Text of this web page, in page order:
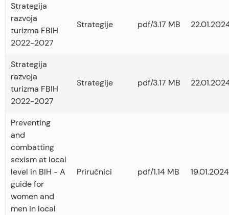
Strategija
razvoja
turizma FBIH
2022-2027
Strategije pdf/3.17 MB
Strategija
razvoja
turizma FBIH
2022-2027
Strategije pdf/3.17 MB
Preventing
and
combatting
sexism at local
level in BIH - A
guide for
women and
men in local
Priručnici pdf/1.14 MB